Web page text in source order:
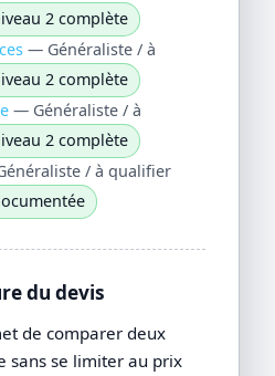
2 complète
— Généraliste / à
2 complète
— Généraliste / à
2 complète
/ à qualifier
du devis
de comparer deux
sans se limiter au prix